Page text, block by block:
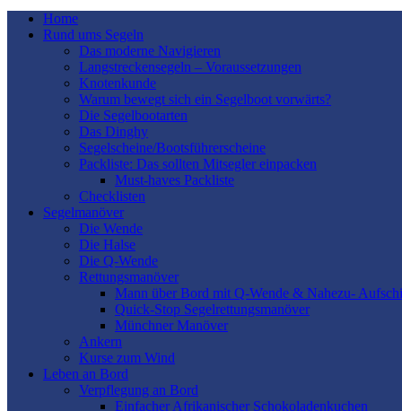
Home
Rund ums Segeln
Das moderne Navigieren
Langstreckensegeln – Voraussetzungen
Knotenkunde
Warum bewegt sich ein Segelboot vorwärts?
Die Segelbootarten
Das Dinghy
Segelscheine/Bootsführerscheine
Packliste: Das sollten Mitsegler einpacken
Must-haves Packliste
Checklisten
Segelmanöver
Die Wende
Die Halse
Die Q-Wende
Rettungsmanöver
Mann über Bord mit Q-Wende & Nahezu-
Quick-Stop Segelrettungsmanöver
Münchner Manöver
Ankern
Kurse zum Wind
Leben an Bord
Verpflegung an Bord
Einfacher Afrikanischer Schokoladenkuchen